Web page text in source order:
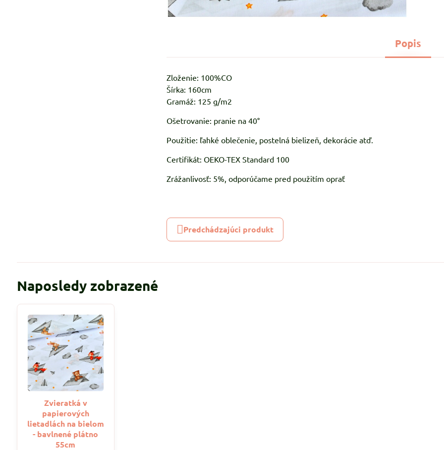
Popis
Zloženie: 100%CO
Šírka: 160cm
Gramáž: 125 g/m2
Ošetrovanie: pranie na 40°
Použitie: ľahké oblečenie, postelná bielizeň, dekorácie atď.
Certifikát: OEKO-TEX Standard 100
Zrážanlivosť: 5%, odporúčame pred použitím oprať
Predchádzajúci produkt
Naposledy zobrazené
Zvieratká v
papierových
lietadlách na bielom
- bavlnené plátno
55cm